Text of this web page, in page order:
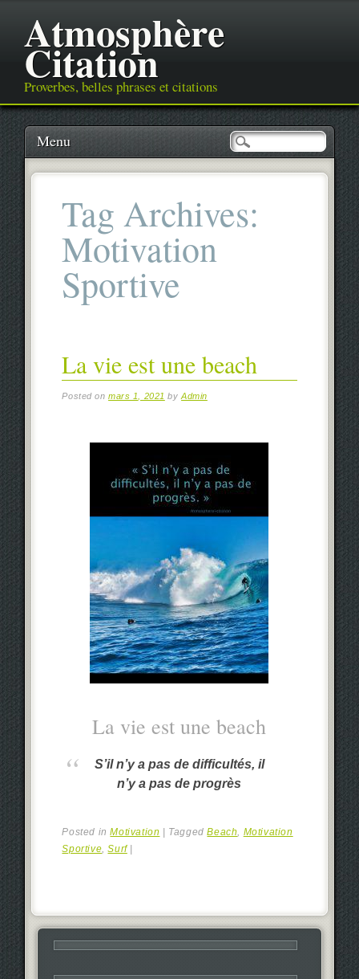
Atmosphère
Citation
Proverbes, belles phrases et citations
Main menu
Skip
content
Menu
Tag Archives:
Motivation
Sportive
La vie est une beach
Posted onmars 1, 2021 byAdmin
La vie est une beach
S’il n’y a pas de difficultés, il
n’y a pas de progrès
Posted inMotivation TaggedBeach, Motivation
Sportive,Surf